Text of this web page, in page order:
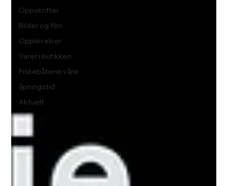
Oppskrifter
Bilder og film
Opplevelser
Varer i butikken
Fiskebåtene våre
åpningstid
Aktuelt